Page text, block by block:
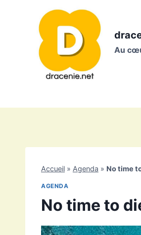
Au
Accueil » Agenda » No time
AGENDA
No time to